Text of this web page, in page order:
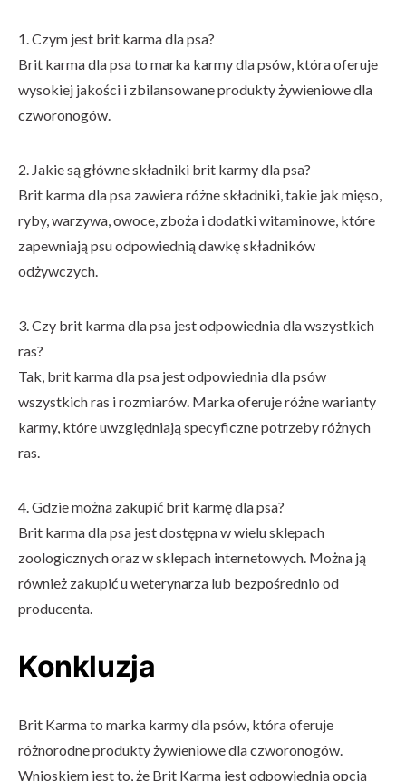
1. Czym jest brit karma dla psa?
Brit karma dla psa to marka karmy dla psów, która oferuje
wysokiej jakości i zbilansowane produkty żywieniowe dla
czworonogów.
2. Jakie są główne składniki brit karmy dla psa?
Brit karma dla psa zawiera różne składniki, takie jak mięso,
ryby, warzywa, owoce, zboża i dodatki witaminowe, które
zapewniają psu odpowiednią dawkę składników
odżywczych.
3. Czy brit karma dla psa jest odpowiednia dla wszystkich
ras?
Tak, brit karma dla psa jest odpowiednia dla psów
wszystkich ras i rozmiarów. Marka oferuje różne warianty
karmy, które uwzględniają specyficzne potrzeby różnych
ras.
4. Gdzie można zakupić brit karmę dla psa?
Brit karma dla psa jest dostępna w wielu sklepach
zoologicznych oraz w sklepach internetowych. Można ją
również zakupić u weterynarza lub bezpośrednio od
producenta.
Konkluzja
Brit Karma to marka karmy dla psów, która oferuje
różnorodne produkty żywieniowe dla czworonogów.
Wnioskiem jest to, że Brit Karma jest odpowiednią opcją